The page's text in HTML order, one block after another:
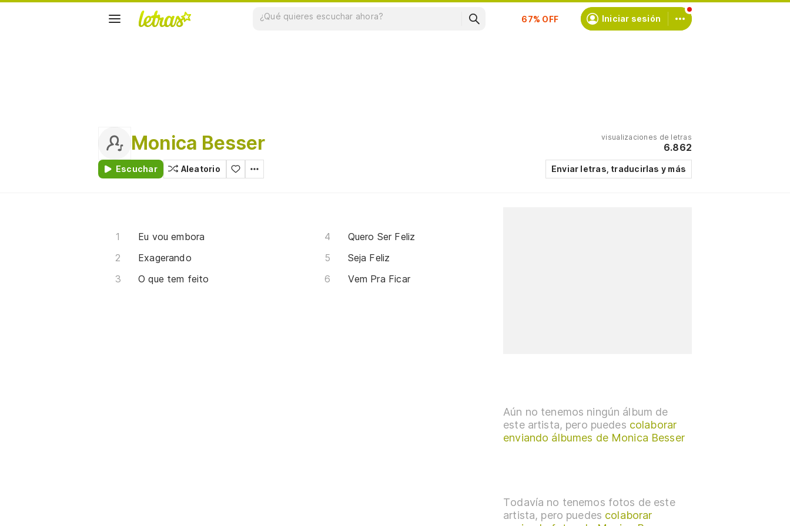
Suscríbete Iniciar sesión
Monica Besser
Escuchar Aleatorio
visualizaciones de letras
6.862
Enviar letras, traducirlas y más
Eu vou embora
Exagerando
O que tem feito
Quero Ser Feliz
Seja Feliz
Vem Pra Ficar
Aún no tenemos ningún álbum de
este artista, pero puedes colaborar
enviando álbumes de Monica Besser
Todavía no tenemos fotos de este
artista, pero puedes colaborar